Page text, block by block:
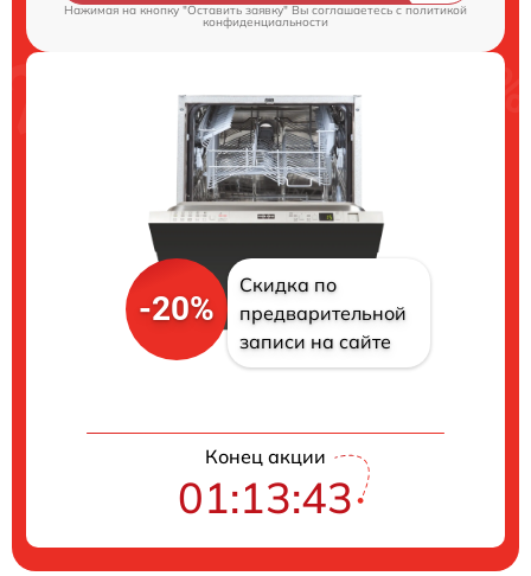
Нажимая на кнопку "Оставить заявку" Вы соглашаетесь cполитикой
конфиденциальности
-20%
Скидка по
предварительной
записи на сайте
Конец акции
01:13:42